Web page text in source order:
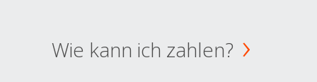
Wie kann ich zahlen?